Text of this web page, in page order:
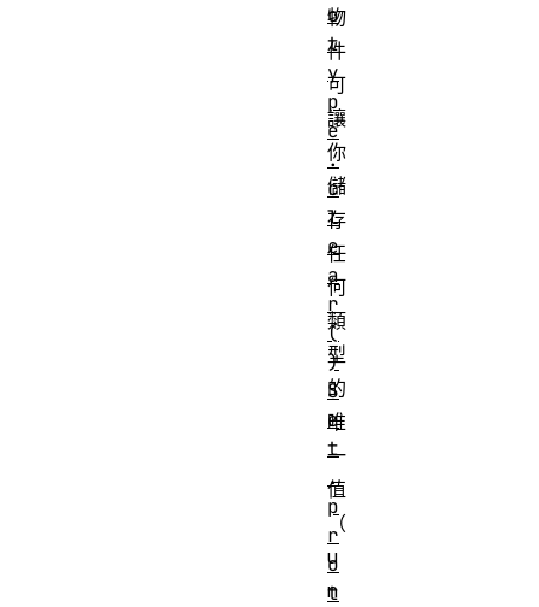
物
件
可
讓
你
儲
存
任
何
類
型
的
唯
一
值
（
u
n
o
t
y
p
e
.
c
l
e
a
r
(
)
S
e
t
.
p
r
o
t